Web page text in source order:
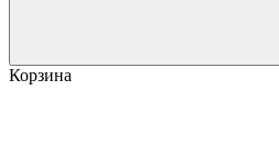
Корзина